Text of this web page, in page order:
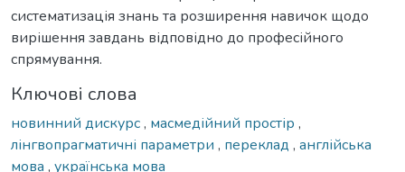
систематизація знань та розширення навичок щодо
вирішення завдань відповідно до професійного
спрямування.
Ключові слова
новинний дискурс, масмедійний простір ,
лінгвопрагматичні параметри , переклад , англійська
мова , українська мова